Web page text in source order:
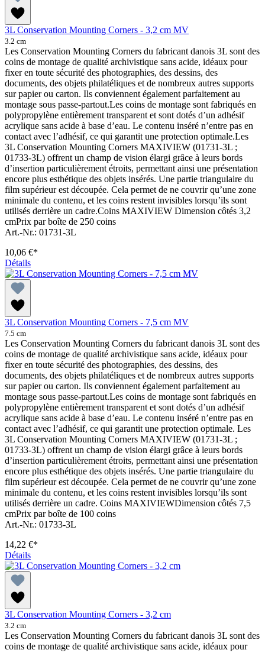
3L Conservation Mounting Corners - 3,2 cm MV
3.2 cm
Les Conservation Mounting Corners du fabricant danois 3L sont des
coins de montage de qualité archivistique sans acide, idéaux pour
fixer en toute sécurité des photographies, des dessins, des
documents, des objets philatéliques et de nombreux autres supports
sur papier ou carton. Ils conviennent également parfaitement au
montage sous passe-partout.Les coins de montage sont fabriqués en
polypropylène entièrement transparent et sont dotés d’un adhésif
acrylique sans acide à base d’eau. Le contenu inséré n’entre pas en
contact avec l’adhésif, ce qui garantit une protection optimale.Les
3L Conservation Mounting Corners MAXIVIEW (01731-3L ;
01733-3L) offrent un champ de vision élargi grâce à leurs bords
d’insertion particulièrement étroits, permettant ainsi une présentation
encore plus esthétique des objets insérés. Une partie triangulaire du
film supérieur est découpée. Cela permet de ne couvrir qu’une zone
minimale du contenu, et les coins restent invisibles lorsqu’ils sont
utilisés derrière un cadre.Coins MAXIVIEW Dimension côtés 3,2
cmPrix par boîte de 250 coins
Art.-Nr.: 01731-3L
10,06 €*
Détails
3L Conservation Mounting Corners - 7,5 cm MV
7.5 cm
Les Conservation Mounting Corners du fabricant danois 3L sont des
coins de montage de qualité archivistique sans acide, idéaux pour
fixer en toute sécurité des photographies, des dessins, des
documents, des objets philatéliques et de nombreux autres supports
sur papier ou carton. Ils conviennent également parfaitement au
montage sous passe-partout.Les coins de montage sont fabriqués en
polypropylène entièrement transparent et sont dotés d’un adhésif
acrylique sans acide à base d’eau. Le contenu inséré n’entre pas en
contact avec l’adhésif, ce qui garantit une protection optimale. Les
3L Conservation Mounting Corners MAXIVIEW (01731-3L ;
01733-3L) offrent un champ de vision élargi grâce à leurs bords
d’insertion particulièrement étroits, permettant ainsi une présentation
encore plus esthétique des objets insérés. Une partie triangulaire du
film supérieur est découpée. Cela permet de ne couvrir qu’une zone
minimale du contenu, et les coins restent invisibles lorsqu’ils sont
utilisés derrière un cadre. Coins MAXIVIEWDimension côtés 7,5
cmPrix par boîte de 100 coins
Art.-Nr.: 01733-3L
14,22 €*
Détails
3L Conservation Mounting Corners - 3,2 cm
3.2 cm
Les Conservation Mounting Corners du fabricant danois 3L sont des
coins de montage de qualité archivistique sans acide, idéaux pour